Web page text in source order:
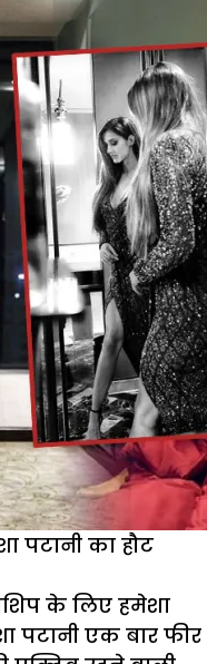
पटानी का हौट
के लिए हमेशा
पटानी एक बार फीर